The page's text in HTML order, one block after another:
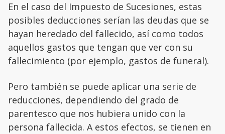
En el caso del Impuesto de Sucesiones, estas
posibles deducciones serían las deudas que se
hayan heredado del fallecido, así como todos
aquellos gastos que tengan que ver con su
fallecimiento (por ejemplo, gastos de funeral).
Pero también se puede aplicar una serie de
reducciones, dependiendo del grado de
parentesco que nos hubiera unido con la
persona fallecida. A estos efectos, se tienen en